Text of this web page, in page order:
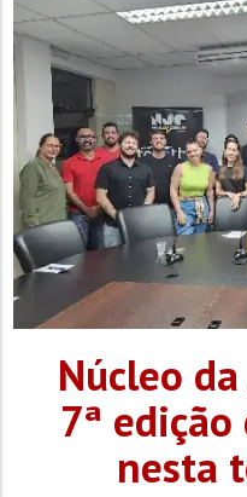
Yamaha YBR quando a
Corpo de Bombeiros foi
não resistiu aos
Núcleo
7ª
nesta